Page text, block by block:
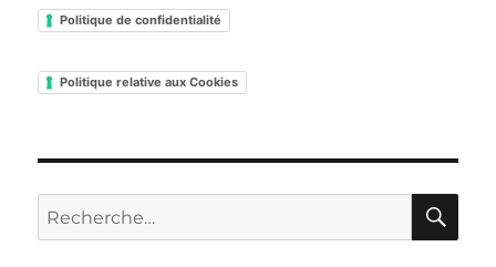
Politique de confidentialité
Politique relative aux Cookies
Recherche
pour :